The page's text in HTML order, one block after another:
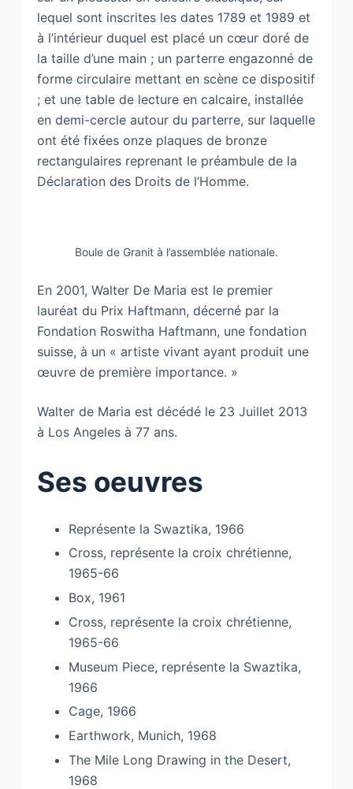
lequel sont inscrites les dates 1789 et 1989 et
à l’intérieur duquel est placé un cœur doré de
la taille d’une main ; un parterre engazonné de
forme circulaire mettant en scène ce dispositif
; et une table de lecture en calcaire, installée
en demi-cercle autour du parterre, sur laquelle
ont été fixées onze plaques de bronze
rectangulaires reprenant le préambule de la
Déclaration des Droits de l’Homme.
Boule de Granit à l’assemblée nationale.
En 2001, Walter De Maria est le premier
lauréat du Prix Haftmann, décerné par la
Fondation Roswitha Haftmann, une fondation
suisse, à un « artiste vivant ayant produit une
œuvre de première importance. »
Walter de Maria est décédé le 23 Juillet 2013
à Los Angeles à 77 ans.
Ses oeuvres
Représente la Swaztika, 1966
Cross, représente la croix chrétienne,
1965-66
Box, 1961
Cross, représente la croix chrétienne,
1965-66
Museum Piece, représente la Swaztika,
1966
Cage, 1966
Earthwork, Munich, 1968
The Mile Long Drawing in the Desert,
1968